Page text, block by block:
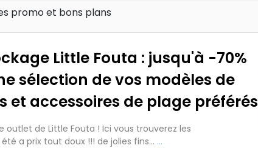
promo et bons plans
Little Fouta : jusqu'à -70%
sélection de vos modèles de
et accessoires de plage préférés
outlet de Little Fouta ! Ici vous trouverez les
a prix tout doux !!! de jolies fins... ...